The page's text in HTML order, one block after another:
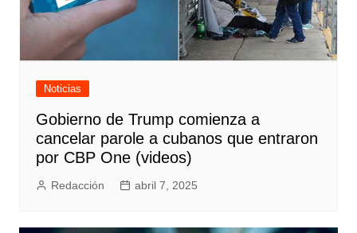
Noticias
Gobierno de Trump comienza a
cancelar parole a cubanos que entraron
por CBP One (videos)
Redacción abril 7, 2025